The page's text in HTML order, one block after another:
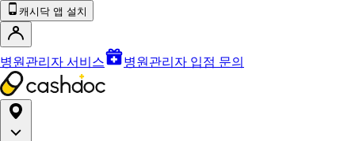
캐시닥 앱 설치
병원관리자 서비스 병원관리자 입점 문의